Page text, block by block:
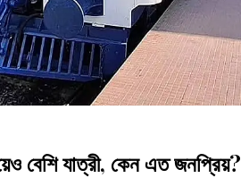
বেশি যাত্রী, কেন এত জনপ্রিয়?